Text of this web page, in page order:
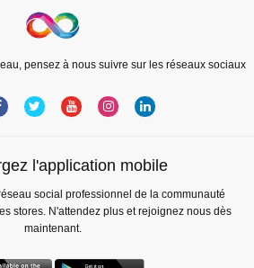
pensez à nous suivre sur les réseaux sociaux
l'application mobile
social professionnel de la communauté
stores. N'attendez plus et rejoignez nous dès
maintenant.